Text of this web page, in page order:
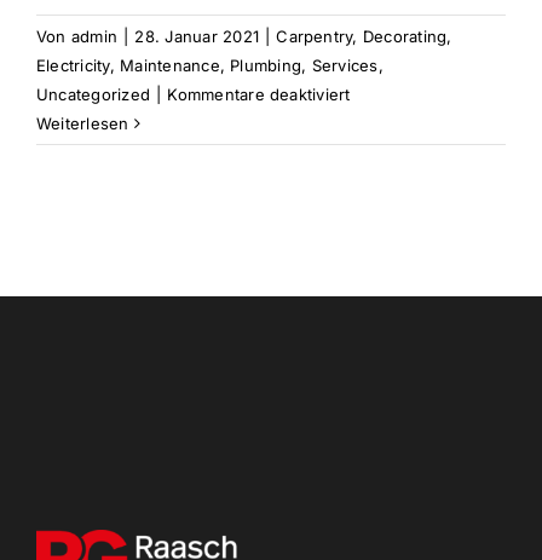
Kontakt
Von admin 28. Januar 2021 Carpentry, Decorating,
Electricity, Maintenance, Plumbing, Services,
Uncategorized
Kommentare deaktiviertfür
Your
Weiterlesen